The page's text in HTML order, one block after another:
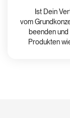
Ist Dein
vom
beenden
Produkten